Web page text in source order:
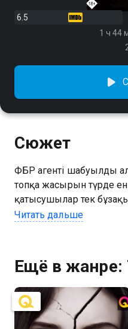
6.5
1 ч 44
Сюжет
ФБР агенті шабуылдың
топқа жасырын түрде
қатысушылар тек
емес, сонымен қатар
Читать дальше
Ещё в жанре: